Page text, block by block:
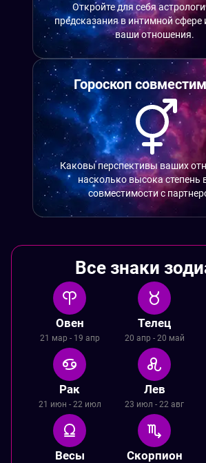
Откройте для себя
предсказания в интимной сфере
ваши отношения.
Гороскоп
Каковы перспективы ваших
насколько высока степень
совместимости с
Все знаки
Овен
21 мар - 19 апр
Телец
20 апр - 20 май
Рак
21 июн - 22 июл
Лев
23 июл - 22 авг
Весы Скорпион